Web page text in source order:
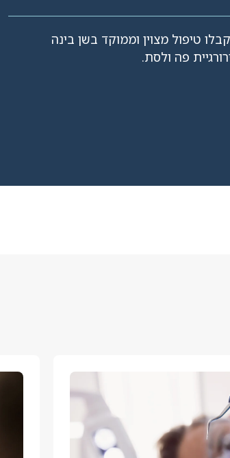
טיפול מצוין וממוקד בשן בינה
פה ולסת.